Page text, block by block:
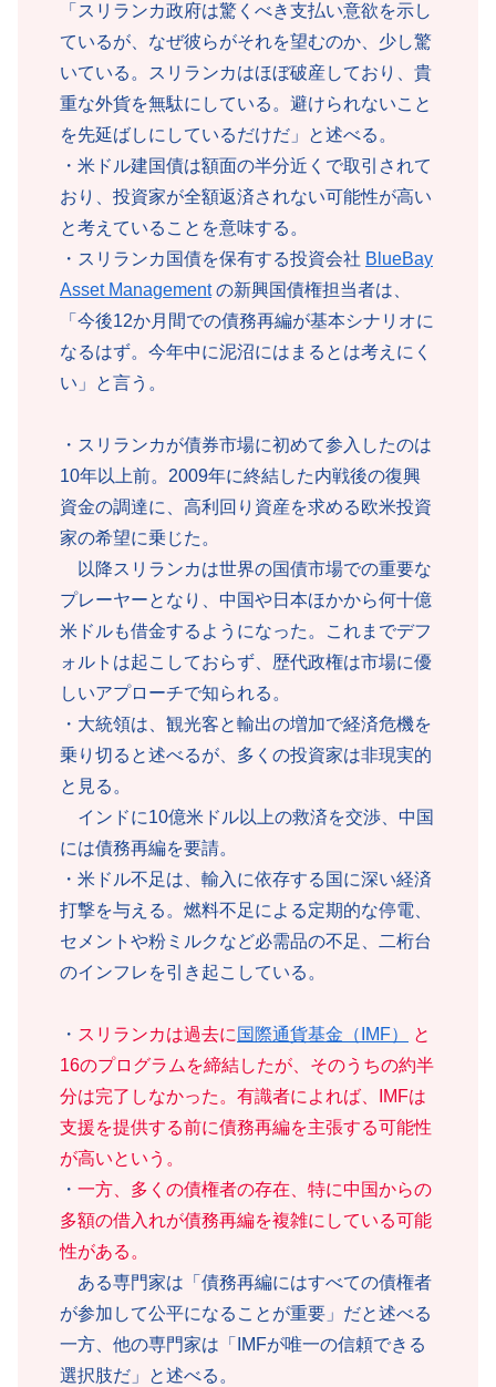
「スリランカ政府は驚くべき支払い意欲を示し
ているが、なぜ彼らがそれを望むのか、少し驚
いている。スリランカはほぼ破産しており、貴
重な外貨を無駄にしている。避けられないこと
を先延ばしにしているだけだ」と述べる。
・米ドル建国債は額面の半分近くで取引されて
おり、投資家が全額返済されない可能性が高い
と考えていることを意味する。
・スリランカ国債を保有する投資会社 BlueBay
Asset Managementの新興国債権担当者は、
「今後12か月間での債務再編が基本シナリオに
なるはず。今年中に泥沼にはまるとは考えにく
い」と言う。
・スリランカが債券市場に初めて参入したのは
10年以上前。2009年に終結した内戦後の復興
資金の調達に、高利回り資産を求める欧米投資
家の希望に乗じた。
以降スリランカは世界の国債市場での重要な
プレーヤーとなり、中国や日本ほかから何十億
米ドルも借金するようになった。これまでデフ
ォルトは起こしておらず、歴代政権は市場に優
しいアプローチで知られる。
・大統領は、観光客と輸出の増加で経済危機を
乗り切ると述べるが、多くの投資家は非現実的
と見る。
インドに10億米ドル以上の救済を交渉、中国
には債務再編を要請。
・米ドル不足は、輸入に依存する国に深い経済
打撃を与える。燃料不足による定期的な停電、
セメントや粉ミルクなど必需品の不足、二桁台
のインフレを引き起こしている。
・ スリランカは過去に 国際通貨基金（IMF）
と
16のプログラムを締結したが、そのうちの約半
分は完了しなかった。有識者によれば、IMFは
支援を提供する前に債務再編を主張する可能性
が高いという。
・ 一方、多くの債権者の存在、特に中国からの
多額の借入れが債務再編を複雑にしている可能
性がある。
ある専門家は「債務再編にはすべての債権者
が参加して公平になることが重要」だと述べる
一方、他の専門家は「IMFが唯一の信頼できる
選択肢だ」と述べる。